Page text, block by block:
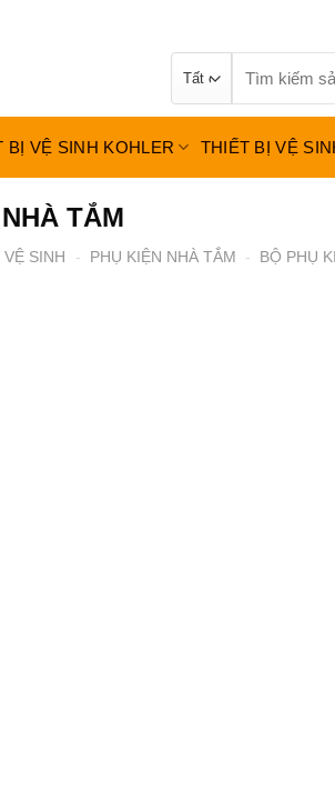
kiếm:
BỊ VỆ SINH KOHLER THIẾT BỊ VỆ
TẮM
SINH - PHỤ KIỆN NHÀ TẮM - BỘ PHỤ